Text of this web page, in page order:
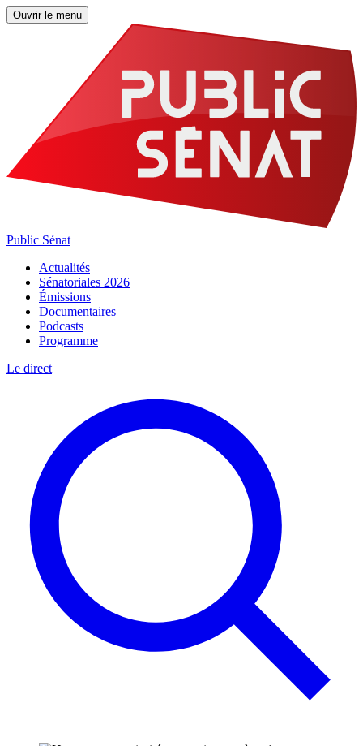
Ouvrir le menu
Public Sénat
Actualités
Sénatoriales 2026
Émissions
Documentaires
Podcasts
Programme
Le direct